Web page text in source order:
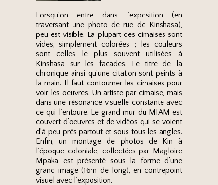
Lorsqu’on entre dans l’exposition (en
traversant une photo de rue de Kinshasa),
peu est visible. La plupart des cimaises sont
vides, simplement colorées ; les couleurs
sont celles le plus souvent utilisées à
Kinshasa sur les facades. Le titre de la
chronique ainsi qu’une citation sont peints à
la main. Il faut contourner les cimaises pour
voir les oeuvres. Un artiste par cimaise, mais
dans une résonance visuelle constante avec
ce qui l’entoure. Le grand mur du MIAM est
couvert d’oeuvres et de vidéos qui se voient
d’à peu près partout et sous tous les angles.
Enfin, un montage de photos de Kin à
l’époque coloniale, collectées par Magloire
Mpaka est présenté sous la forme d’une
grand image (16m de long), en contrepoint
visuel avec l’exposition.